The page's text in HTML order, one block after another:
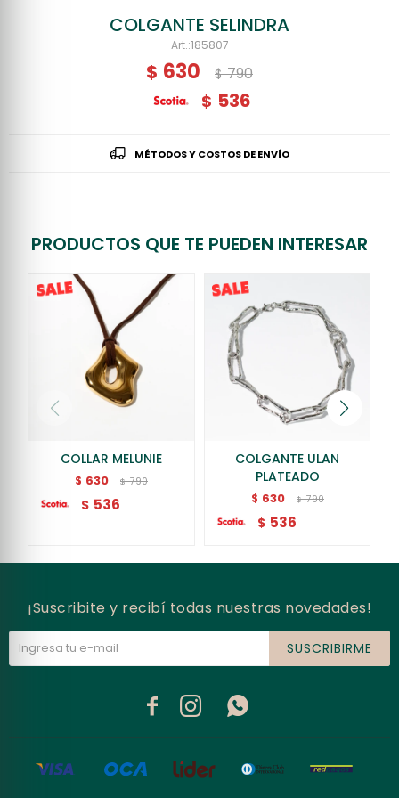
COLGANTE SELINDRA
185807
$ 630 $ 790
$ 536
MÉTODOS Y COSTOS DE ENVÍO
PRODUCTOS QUE TE PUEDEN INTERESAR
COLLAR MELUNIE
$ 630 $ 790
$ 536
COLGANTE ULAN
PLATEADO
$ 630 $ 790
$ 536
¡Suscribite y recibí todas nuestras novedades!
SUSCRIBIRME
  